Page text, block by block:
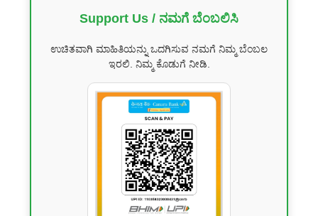
Support Us / ನಮಗೆ ಬೆಂಬಲಿಸಿ
ಉಚಿತವಾಗಿ ಮಾಹಿತಿಯನ್ನು ಒದಗಿಸುವ ನಮಗೆ ನಿಮ್ಮ ಬೆಂಬಲ
ಇರಲಿ. ನಿಮ್ಮ ಕೊಡುಗೆ ನೀಡಿ.